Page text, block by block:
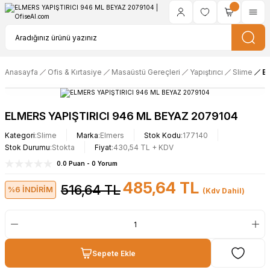
Anasayfa Ofis & Kırtasiye Masaüstü Gereçleri Yapıştırıcı Slime
ELMERS YAPIŞTIRICI 946 ML BEYAZ 2079104
Kategori Slime Marka Elmers Stok Kodu 177140
Stok Durumu Stokta Fiyat 430,54 TL + KDV
0.0 Puan - 0 Yorum
%6 İNDİRİM 516,64 TL485,64 TL (Kdv Dahil)
Sepete Ekle